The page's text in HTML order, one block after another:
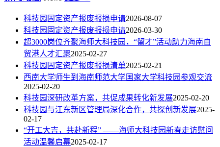
科技园固定资产报废报损申请2026-08-07
科技园固定资产报废报损申请2026-03-30
超3000岗位齐聚海师大科技园，“留才”活动助力海南自
贸港人才汇聚2025-02-27
科技园固定资产报废报损清单2025-02-21
西南大学师生到海南师范大学国家大学科技园参观交流
2025-02-20
科技园深研改革方案，共促成果转化新发展2025-02-20
科技园与江东新区管理局深化合作，共探创新发展2025-
02-17
“开工大吉，共赴新程” ——海师大科技园新春走访慰问
活动温馨启幕2025-02-17